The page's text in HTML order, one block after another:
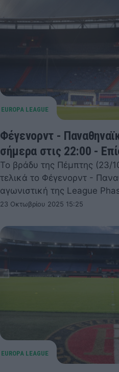
Φέγενορντ -
σήμερα στις 22:00 -
Το βράδυ της Πέμπτης (23/
τελικά το Φέγενορντ -
αγωνιστική της League
23 Οκτωβρίου 2025 15:25